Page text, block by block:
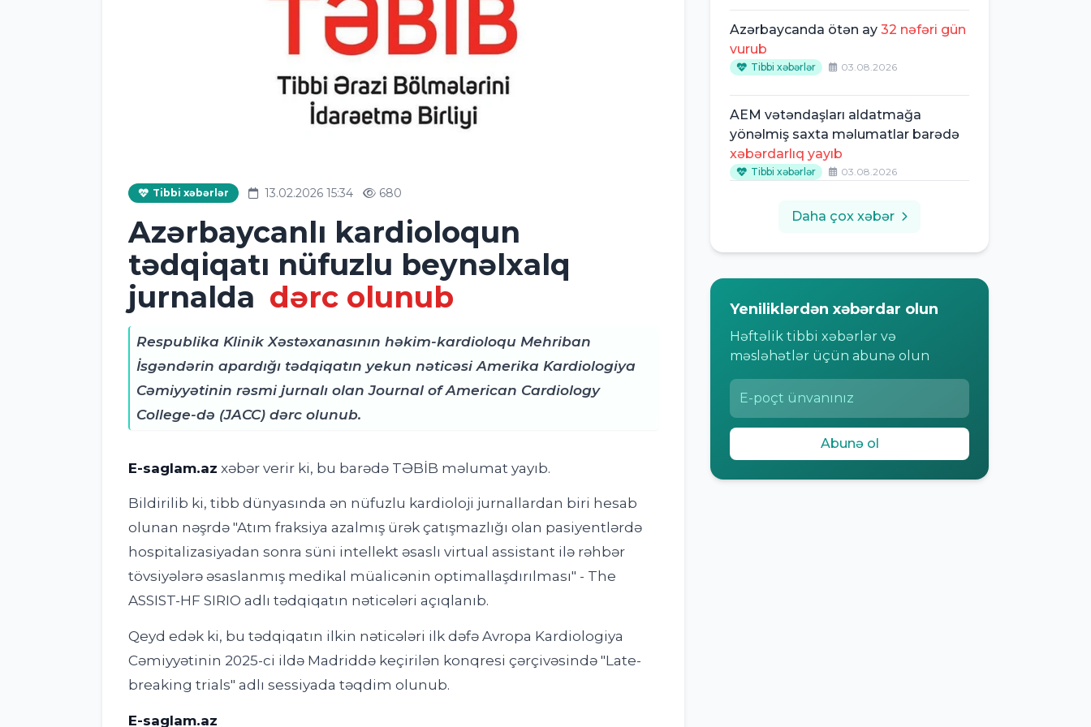
Tibbi xəbərlər 13.02.2026 15:34 680
Azərbaycanlı kardioloqun
tədqiqatı nüfuzlu beynəlxalq
jurnalda dərc olunub
Respublika Klinik Xəstəxanasının həkim-kardioloqu Mehriban
İsgəndərin apardığı tədqiqatın yekun nəticəsi Amerika Kardiologiya
Cəmiyyətinin rəsmi jurnalı olan Journal of American Cardiology
College-də (JACC) dərc olunub.
E-saglam.az xəbər verir ki, bu barədə TƏBİB məlumat yayıb.
Bildirilib ki, tibb dünyasında ən nüfuzlu kardioloji jurnallardan biri hesab
olunan nəşrdə "Atım fraksiya azalmış ürək çatışmazlığı olan pasiyentlərdə
hospitalizasiyadan sonra süni intellekt əsaslı virtual assistant ilə rəhbər
tövsiyələrə əsaslanmış medikal müalicənin optimallaşdırılması" - The
ASSIST-HF SIRIO adlı tədqiqatın nəticələri açıqlanıb.
Qeyd edək ki, bu tədqiqatın ilkin nəticələri ilk dəfə Avropa Kardiologiya
Cəmiyyətinin 2025-ci ildə Madriddə keçirilən konqresi çərçivəsində "Late-
breaking trials" adlı sessiyada təqdim olunub.
E-saglam.az
Azərbaycanda ötən ay32 nəfəri gün
vurub
Tibbi xəbərlər 03.08.2026
AEM vətəndaşları aldatmağa
yönəlmiş saxta məlumatlar barədə
xəbərdarlıq yayıb
Tibbi xəbərlər 03.08.2026
Daha çox xəbər
Yeniliklərdən xəbərdar olun
Həftəlik tibbi xəbərlər və
məsləhətlər üçün abunə olun
Abunə ol